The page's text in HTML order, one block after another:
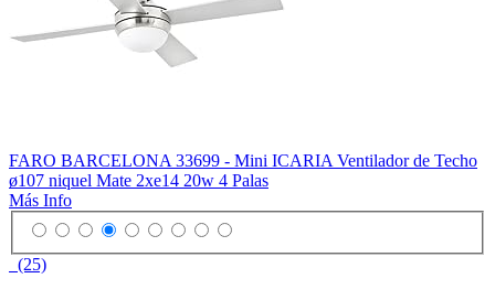
FARO BARCELONA 33699 - Mini ICARIA Ventilador de Techo
ø107 niquel Mate 2xe14 20w 4 Palas
Más Info
(25)